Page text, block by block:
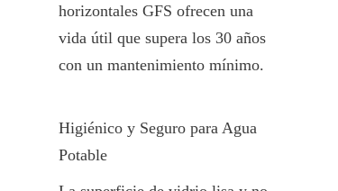
horizontales GFS ofrecen una
vida útil que supera los 30 años
con un mantenimiento mínimo.
Higiénico y Seguro para Agua
Potable